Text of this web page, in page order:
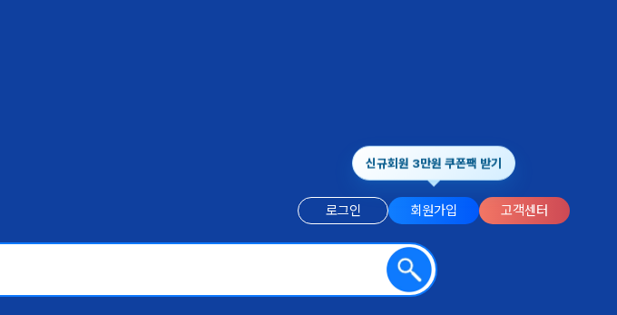
로그인 회원가입 고객센터
신규회원 3만원 쿠폰팩 받기